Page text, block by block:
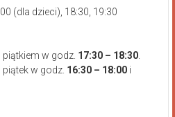
(dla dzieci), 18:30, 19:30
w godz. 17:30 – 18:30.
w godz. 16:30 – 18:00i